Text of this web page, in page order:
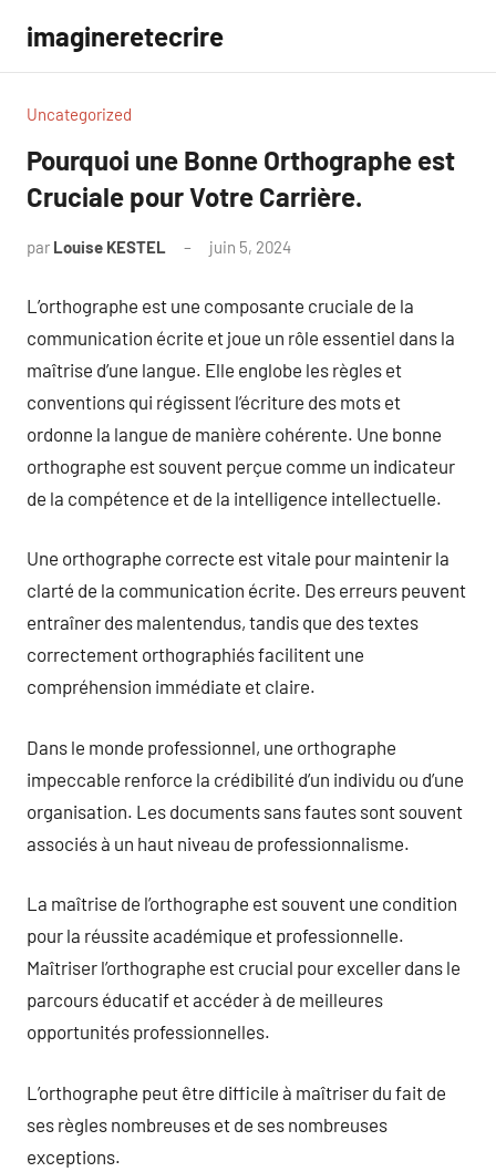
contenu
imagineretecrire
Uncategorized
Pourquoi une Bonne Orthographe est
Cruciale pour Votre Carrière.
par Louise KESTEL juin 5, 2024
L’orthographe est une composante cruciale de la
communication écrite et joue un rôle essentiel dans la
maîtrise d’une langue. Elle englobe les règles et
conventions qui régissent l’écriture des mots et
ordonne la langue de manière cohérente. Une bonne
orthographe est souvent perçue comme un indicateur
de la compétence et de la intelligence intellectuelle.
Une orthographe correcte est vitale pour maintenir la
clarté de la communication écrite. Des erreurs peuvent
entraîner des malentendus, tandis que des textes
correctement orthographiés facilitent une
compréhension immédiate et claire.
Dans le monde professionnel, une orthographe
impeccable renforce la crédibilité d’un individu ou d’une
organisation. Les documents sans fautes sont souvent
associés à un haut niveau de professionnalisme.
La maîtrise de l’orthographe est souvent une condition
pour la réussite académique et professionnelle.
Maîtriser l’orthographe est crucial pour exceller dans le
parcours éducatif et accéder à de meilleures
opportunités professionnelles.
L’orthographe peut être difficile à maîtriser du fait de
ses règles nombreuses et de ses nombreuses
exceptions.